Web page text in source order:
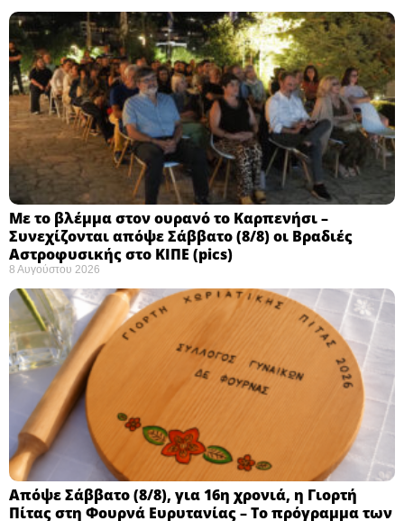
Με το βλέμμα στον ουρανό το Καρπενήσι –
Συνεχίζονται απόψε Σάββατο (8/8) οι Βραδιές
Αστροφυσικής στο ΚΙΠΕ (pics)
8 Αυγούστου 2026
Απόψε Σάββατο (8/8), για 16η χρονιά, η Γιορτή
Πίτας στη Φουρνά Ευρυτανίας – Το πρόγραμμα των